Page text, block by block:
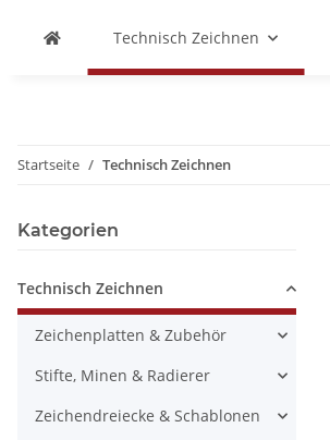
Technisch Zeichnen
Startseite Technisch Zeichnen
Kategorien
Technisch Zeichnen
Zeichenplatten & Zubehör
Stifte, Minen & Radierer
Zeichendreiecke & Schablonen